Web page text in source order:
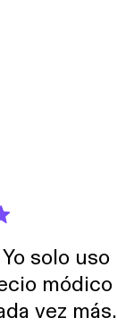
solo uso
módico
vez más.